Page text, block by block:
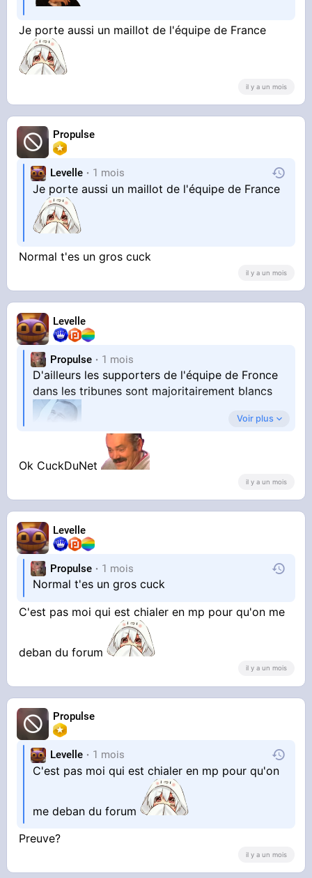
Je porte aussi un maillot de l'équipe de France
il y a un mois
Propulse
Levelle 1 mois
Je porte aussi un maillot de l'équipe de France
Normal t'es un gros cuck
il y a un mois
Levelle
Propulse 1 mois
D'ailleurs les supporters de l'équipe de Fronce
dans les tribunes sont majoritairement blancs
Moi je leur crache dessus et j'espère que le
Maroc va gagner et je n'aurais jamais pensé ça
Voir plus
Ok CuckDuNet
il y a un mois
Levelle
Propulse 1 mois
Normal t'es un gros cuck
C'est pas moi qui est chialer en mp pour qu'on me
deban du forum
il y a un mois
Propulse
Levelle 1 mois
C'est pas moi qui est chialer en mp pour qu'on
me deban du forum
Preuve?
il y a un mois